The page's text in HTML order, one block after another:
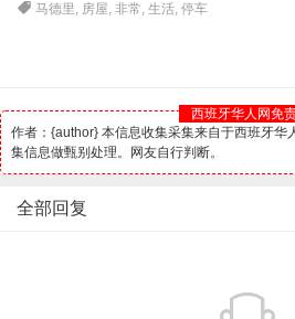
马德里 , 房屋,非常,生活,停车
西班牙华人网免
作者：{author} 本信息收集采集来自于西班牙华
集信息做甄别处理。网友自行判断。
全部回复